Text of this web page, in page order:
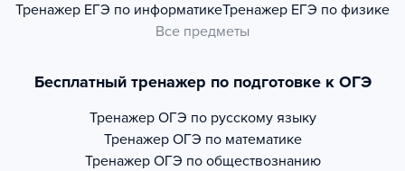
Тренажер ЕГЭ по информатикеТренажер ЕГЭ по физике
Все предметы
Бесплатный тренажер по подготовке к ОГЭ
Тренажер ОГЭ по русскому языку
Тренажер ОГЭ по математике
Тренажер ОГЭ по обществознанию